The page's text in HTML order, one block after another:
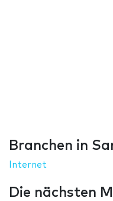
Branchen in
Internet
Die nächsten